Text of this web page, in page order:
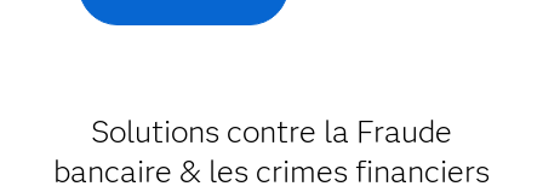
Solutions contre la Fraude
bancaire & les crimes financiers